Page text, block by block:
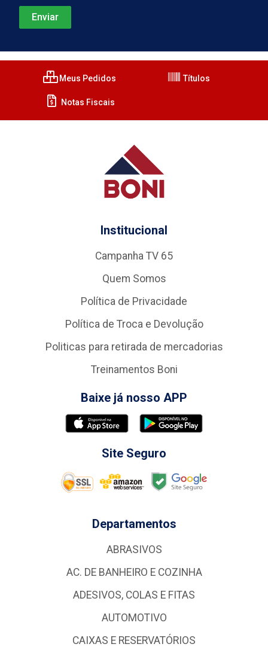
Meus Pedidos Títulos
Notas Fiscais
Institucional
Campanha TV 65
Quem Somos
Política de Privacidade
Política de Troca e Devolução
Politicas para retirada de mercadorias
Treinamentos Boni
Baixe já nosso APP
Site Seguro
Departamentos
ABRASIVOS
AC. DE BANHEIRO E COZINHA
ADESIVOS, COLAS E FITAS
AUTOMOTIVO
CAIXAS E RESERVATÓRIOS